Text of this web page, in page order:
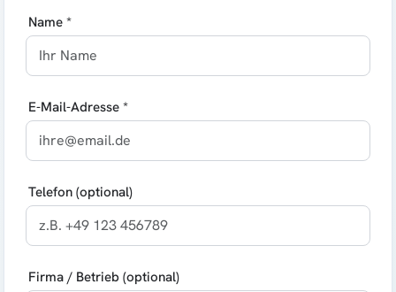
Name *
E-Mail-Adresse *
Telefon (optional)
Firma / Betrieb (optional)